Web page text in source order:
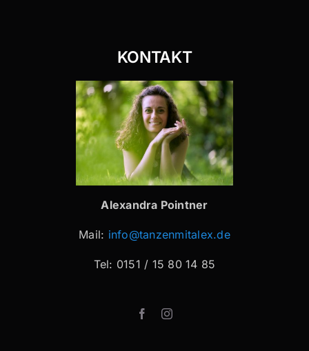
KONTAKT
Alexandra Pointner
Mail: info@tanzenmitalex.de
Tel: 0151 / 15 80 14 85